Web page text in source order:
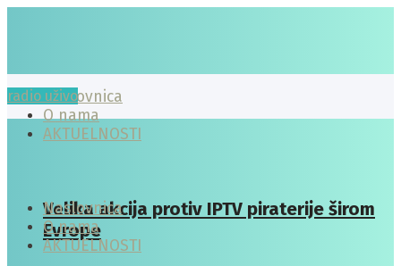
Naslovnica
O nama
AKTUELNOSTI
Velika akcija protiv IPTV piraterije širom
Evrope
radio uživo
Naslovnica
O nama
AKTUELNOSTI